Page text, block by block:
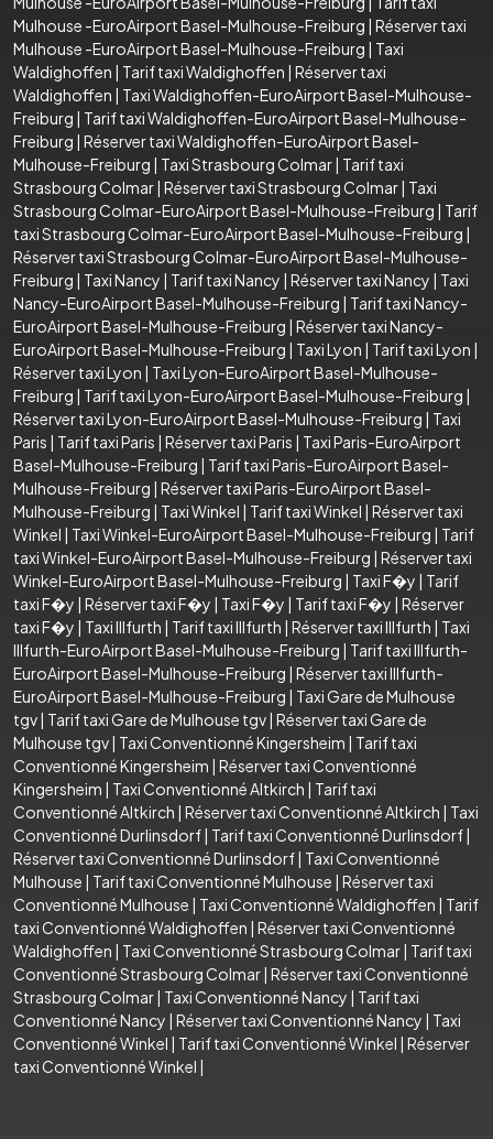
Mulhouse -EuroAirport Basel-Mulhouse-Freiburg | Réserver taxi
Mulhouse -EuroAirport Basel-Mulhouse-Freiburg | Taxi
Waldighoffen | Tarif taxi Waldighoffen | Réserver taxi
Waldighoffen | Taxi Waldighoffen-EuroAirport Basel-Mulhouse-
Freiburg | Tarif taxi Waldighoffen-EuroAirport Basel-Mulhouse-
Freiburg | Réserver taxi Waldighoffen-EuroAirport Basel-
Mulhouse-Freiburg | Taxi Strasbourg Colmar| Tarif taxi
Strasbourg Colmar| Réserver taxi Strasbourg Colmar| Taxi
Strasbourg Colmar-EuroAirport Basel-Mulhouse-Freiburg | Tarif
taxi Strasbourg Colmar-EuroAirport Basel-Mulhouse-Freiburg |
Réserver taxi Strasbourg Colmar-EuroAirport Basel-Mulhouse-
Freiburg | Taxi Nancy | Tarif taxi Nancy | Réserver taxi Nancy | Taxi
Nancy-EuroAirport Basel-Mulhouse-Freiburg | Tarif taxi Nancy-
EuroAirport Basel-Mulhouse-Freiburg | Réserver taxi Nancy-
EuroAirport Basel-Mulhouse-Freiburg | Taxi Lyon | Tarif taxi Lyon |
Réserver taxi Lyon | Taxi Lyon-EuroAirport Basel-Mulhouse-
Freiburg | Tarif taxi Lyon-EuroAirport Basel-Mulhouse-Freiburg |
Réserver taxi Lyon-EuroAirport Basel-Mulhouse-Freiburg | Taxi
Paris | Tarif taxi Paris | Réserver taxi Paris | Taxi Paris-EuroAirport
Basel-Mulhouse-Freiburg | Tarif taxi Paris-EuroAirport Basel-
Mulhouse-Freiburg | Réserver taxi Paris-EuroAirport Basel-
Mulhouse-Freiburg | Taxi Winkel | Tarif taxi Winkel | Réserver taxi
Winkel | Taxi Winkel-EuroAirport Basel-Mulhouse-Freiburg | Tarif
taxi Winkel-EuroAirport Basel-Mulhouse-Freiburg | Réserver taxi
Winkel-EuroAirport Basel-Mulhouse-Freiburg | Taxi F�y | Tarif
taxi F�y | Réserver taxi F�y | Taxi F�y | Tarif taxi F�y | Réserver
taxi F�y | Taxi Illfurth | Tarif taxi Illfurth | Réserver taxi Illfurth | Taxi
Illfurth-EuroAirport Basel-Mulhouse-Freiburg | Tarif taxi Illfurth-
EuroAirport Basel-Mulhouse-Freiburg | Réserver taxi Illfurth-
EuroAirport Basel-Mulhouse-Freiburg | Taxi Gare de Mulhouse
tgv| Tarif taxi Gare de Mulhouse tgv| Réserver taxi Gare de
Mulhouse tgv| Taxi Conventionné Kingersheim | Tarif taxi
Conventionné Kingersheim | Réserver taxi Conventionné
Kingersheim | Taxi Conventionné Altkirch | Tarif taxi
Conventionné Altkirch | Réserver taxi Conventionné Altkirch | Taxi
Conventionné Durlinsdorf| Tarif taxi Conventionné Durlinsdorf|
Réserver taxi Conventionné Durlinsdorf| Taxi Conventionné
Mulhouse | Tarif taxi Conventionné Mulhouse | Réserver taxi
Conventionné Mulhouse | Taxi Conventionné Waldighoffen | Tarif
taxi Conventionné Waldighoffen | Réserver taxi Conventionné
Waldighoffen | Taxi Conventionné Strasbourg Colmar| Tarif taxi
Conventionné Strasbourg Colmar| Réserver taxi Conventionné
Strasbourg Colmar| Taxi Conventionné Nancy | Tarif taxi
Conventionné Nancy | Réserver taxi Conventionné Nancy | Taxi
Conventionné Winkel | Tarif taxi Conventionné Winkel | Réserver
taxi Conventionné Winkel |